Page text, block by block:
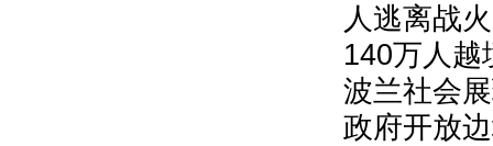
人逃离战
140万人越
波兰社会
政府开放